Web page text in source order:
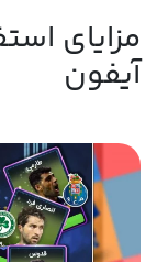
مزایای
آیفون